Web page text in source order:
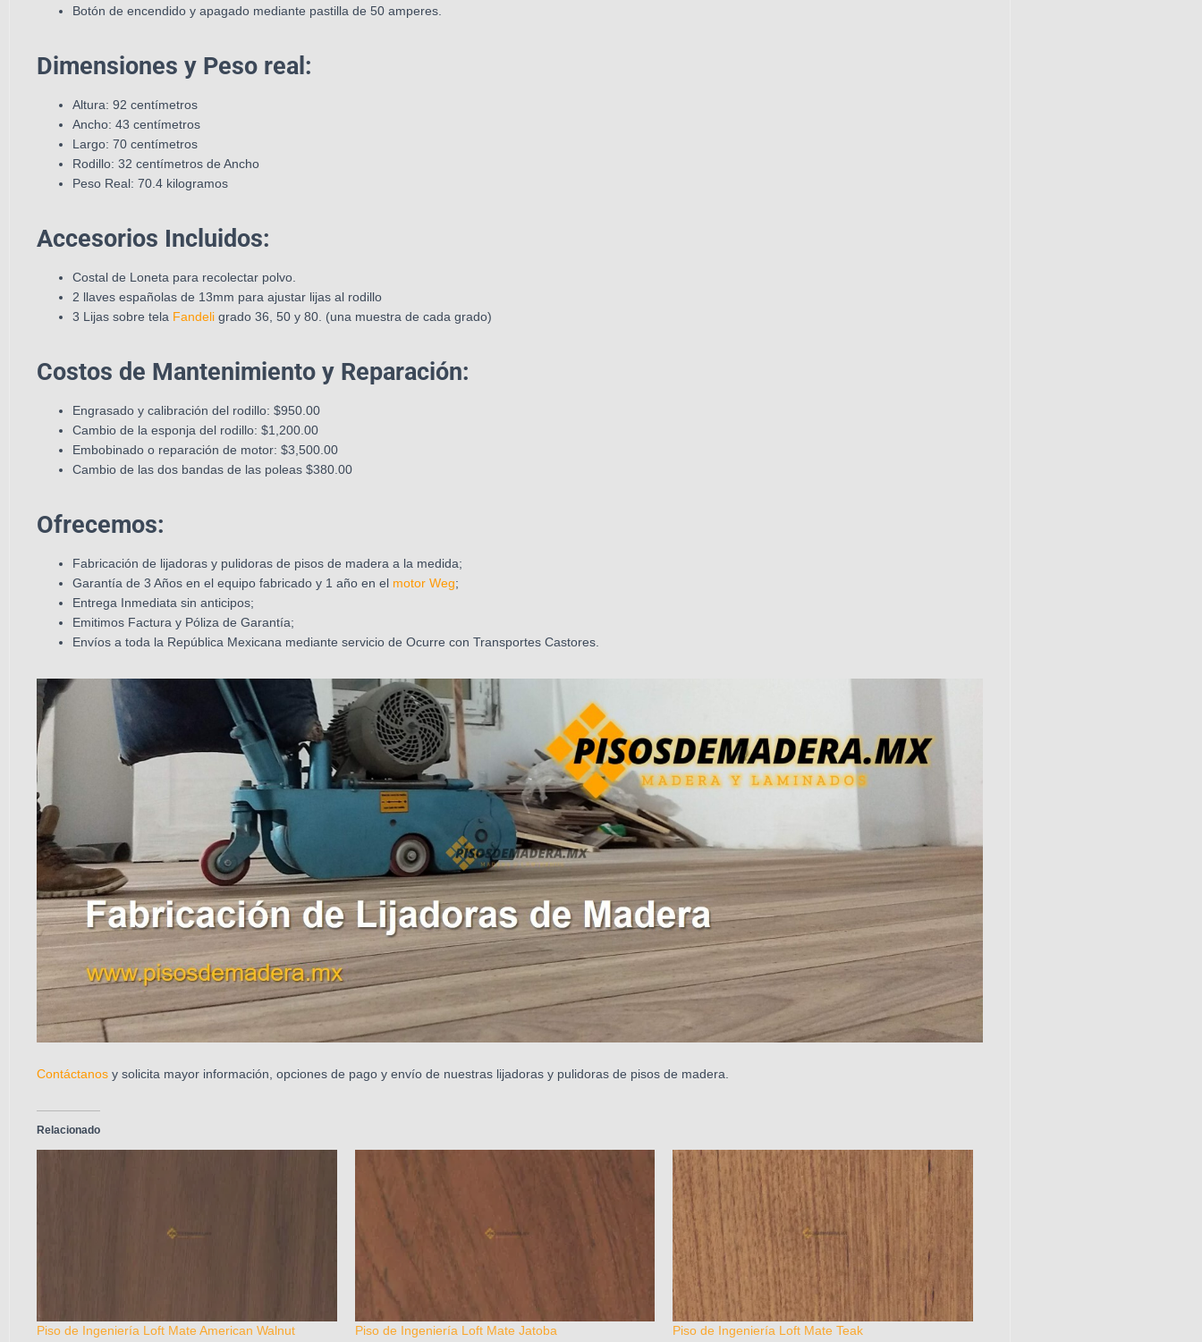
Botón de encendido y apagado mediante pastilla de 50 amperes.
Dimensiones y Peso real:
Altura: 92 centímetros
Ancho: 43 centímetros
Largo: 70 centímetros
Rodillo: 32 centímetros de Ancho
Peso Real: 70.4 kilogramos
Accesorios Incluidos:
Costal de Loneta para recolectar polvo.
2 llaves españolas de 13mm para ajustar lijas al rodillo
3 Lijas sobre tela Fandeli grado 36, 50 y 80. (una muestra de cada grado)
Costos de Mantenimiento y Reparación:
Engrasado y calibración del rodillo: $950.00
Cambio de la esponja del rodillo: $1,200.00
Embobinado o reparación de motor: $3,500.00
Cambio de las dos bandas de las poleas $380.00
Ofrecemos:
Fabricación de lijadoras y pulidoras de pisos de madera a la medida;
Garantía de 3 Años en el equipo fabricado y 1 año en el motor Weg;
Entrega Inmediata sin anticipos;
Emitimos Factura y Póliza de Garantía;
Envíos a toda la República Mexicana mediante servicio de Ocurre con Transportes Castores.
Contáctanos y solicita mayor información, opciones de pago y envío de nuestras lijadoras y pulidoras de pisos de madera.
Relacionado
Piso de Ingeniería Loft Mate American Walnut
Piso de Ingeniería Loft Mate Jatoba
Piso de Ingeniería Loft Mate Teak